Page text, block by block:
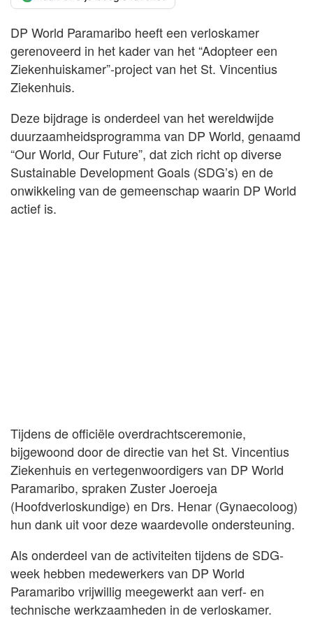
DP World Paramaribo heeft een verloskamer
gerenoveerd in het kader van het “Adopteer een
Ziekenhuiskamer”-project van het St. Vincentius
Ziekenhuis.
Deze bijdrage is onderdeel van het wereldwijde
duurzaamheidsprogramma van DP World, genaamd
“Our World, Our Future”, dat zich richt op diverse
Sustainable Development Goals (SDG’s) en de
onwikkeling van de gemeenschap waarin DP World
actief is.
Tijdens de officiële overdrachtsceremonie,
bijgewoond door de directie van het St. Vincentius
Ziekenhuis en vertegenwoordigers van DP World
Paramaribo, spraken Zuster Joeroeja
(Hoofdverloskundige) en Drs. Henar (Gynaecoloog)
hun dank uit voor deze waardevolle ondersteuning.
Als onderdeel van de activiteiten tijdens de SDG-
week hebben medewerkers van DP World
Paramaribo vrijwillig meegewerkt aan verf- en
technische werkzaamheden in de verloskamer.